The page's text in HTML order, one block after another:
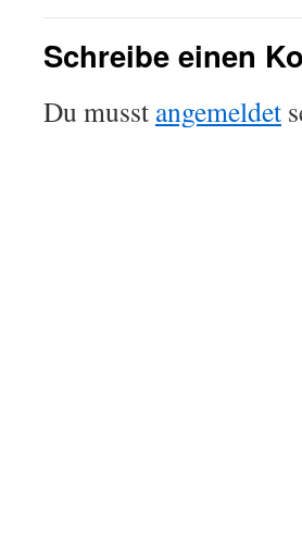
Schreibe einen
Du musst angemeldet